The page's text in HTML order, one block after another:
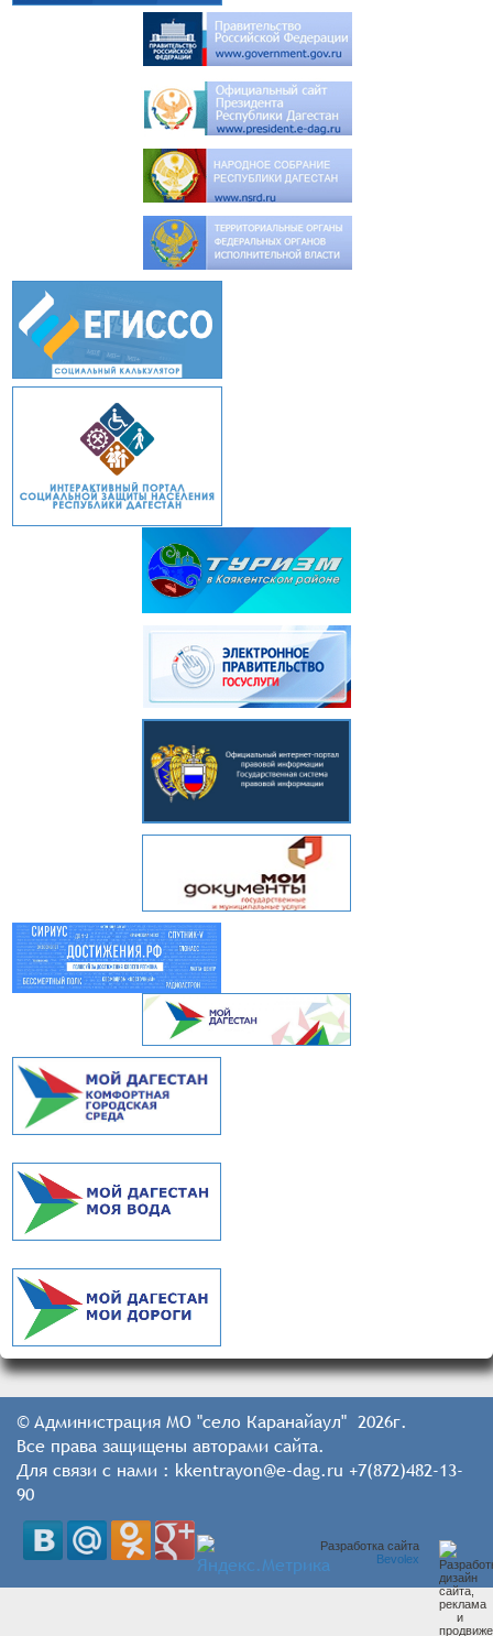
© Администрация МО "село Каранайаул" 2026г.
Все права защищены авторами сайта.
Для связи с нами : kkentrayon@e-dag.ru +7(872)482-13-
90
Разработка сайта
Bevolex